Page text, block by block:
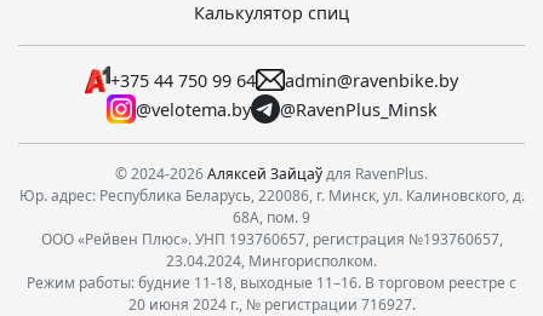
Калькулятор спиц
+375 44 750 99 64
admin@ravenbike.by
@velotema.by
@RavenPlus_Minsk
© 2024-2026Аляксей Зайцаўдля RavenPlus.
Юр. адрес: Республика Беларусь, 220086, г. Минск, ул. Калиновского, д.
68А, пом. 9
ООО «Рейвен Плюс». УНП 193760657, регистрация №193760657,
23.04.2024, Мингорисполком.
Режим работы: будние 11-18, выходные 11–16. В торговом реестре с
20 июня 2024 г., № регистрации 716927.